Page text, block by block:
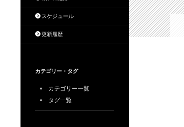
スケジュール
更新履歴
カテゴリー・タグ
カテゴリー一覧
タグ一覧